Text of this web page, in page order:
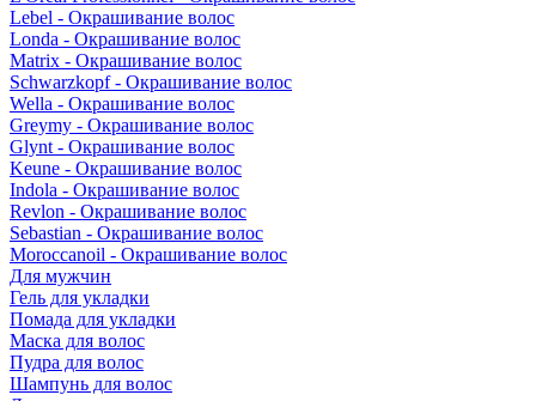
Lebel - Окрашивание волос
Londa - Окрашивание волос
Matrix - Окрашивание волос
Schwarzkopf - Окрашивание волос
Wella - Окрашивание волос
Greymy - Окрашивание волос
Glynt - Окрашивание волос
Keune - Окрашивание волос
Indola - Окрашивание волос
Revlon - Окрашивание волос
Sebastian - Окрашивание волос
Moroccanoil - Окрашивание волос
Для мужчин
Гель для укладки
Помада для укладки
Маска для волос
Пудра для волос
Шампунь для волос